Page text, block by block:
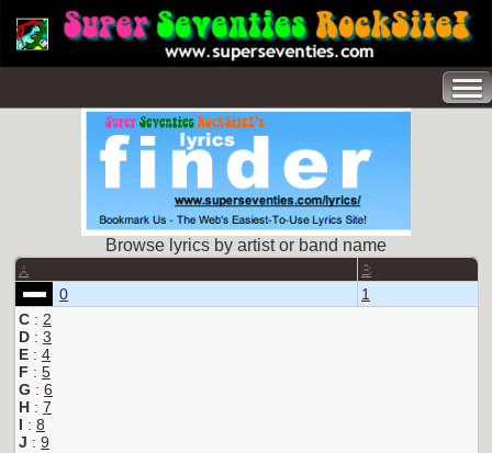
Browse lyrics by artist or band name
A B
0
1
C : 2
D : 3
E : 4
F : 5
G : 6
H : 7
I : 8
J : 9